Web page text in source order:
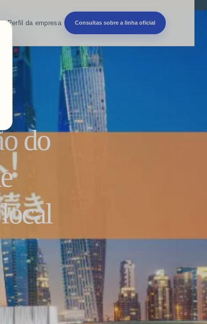
Perfil da empresa Consultas sobre a linha oficial
do